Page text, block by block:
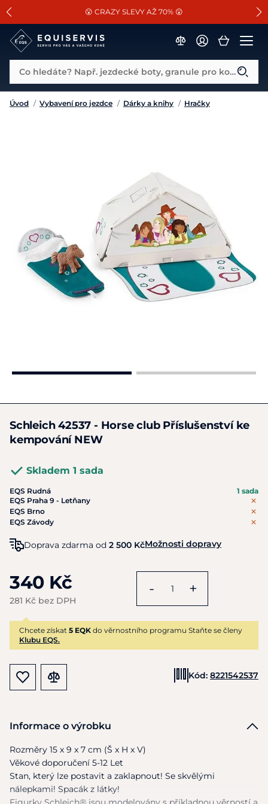
SLEVA 13% na vše od Cassini!
😮 CRAZY SLEVY AŽ 70% 😮
📐Pasování a doplňky k vybraným sedlům ZDARMA 🐴
Co hledáte? Např. jezdecké boty, granule pro koně...
Úvod / Vybavení pro jezdce / Dárky a knihy / Hračky
Schleich 42537 - Horse club Příslušenství ke
kempování NEW
Skladem 1 sada
EQS Rudná
1 sada
EQS Praha 9 - Letňany
EQS Brno
EQS Závody
Doprava zdarma od 2 500 KčMožnosti dopravy
340 Kč
281 Kč bez DPH
- +
Chcete získat 5 EQK do věrnostního programu Staňte se členy
Klubu EQS.
Kód: 8221542537
Informace o výrobku
Rozměry 15 x 9 x 7 cm (Š x H x V)
Věkové doporučení 5-12 Let
Stan, který lze postavit a zaklapnout! Se skvělými
nálepkami! Spacák z látky!